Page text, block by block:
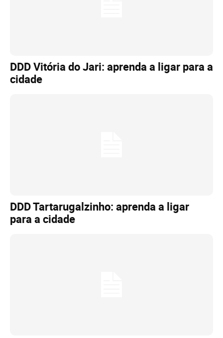
DDD Vitória do Jari: aprenda a ligar para a
cidade
DDD Tartarugalzinho: aprenda a ligar
para a cidade